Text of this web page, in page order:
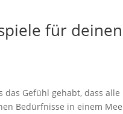
für deinen
Gefühl gehabt, dass alle
Bedürfnisse in einem